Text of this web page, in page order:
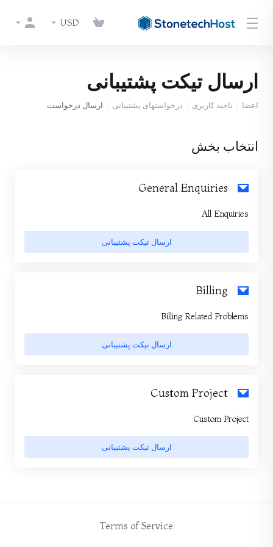
USD
ارسال تیکت پشتیبانی
اعضا ناحیه کاربری درخواستهای پشتیبانی ارسال درخواست
انتخاب بخش
General Enquiries
All Enquiries
ارسال تیکت پشتیبانی
Billing
Billing Related Problems
ارسال تیکت پشتیبانی
Custom Project
Custom Project
ارسال تیکت پشتیبانی
Terms of Service